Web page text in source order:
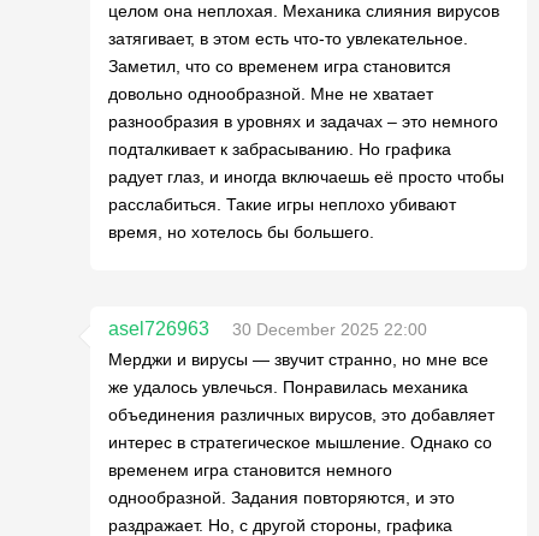
целом она неплохая. Механика слияния вирусов
затягивает, в этом есть что-то увлекательное.
Заметил, что со временем игра становится
довольно однообразной. Мне не хватает
разнообразия в уровнях и задачах – это немного
подталкивает к забрасыванию. Но графика
радует глаз, и иногда включаешь её просто чтобы
расслабиться. Такие игры неплохо убивают
время, но хотелось бы большего.
asel726963
30 December 2025 22:00
Мерджи и вирусы — звучит странно, но мне все
же удалось увлечься. Понравилась механика
объединения различных вирусов, это добавляет
интерес в стратегическое мышление. Однако со
временем игра становится немного
однообразной. Задания повторяются, и это
раздражает. Но, с другой стороны, графика